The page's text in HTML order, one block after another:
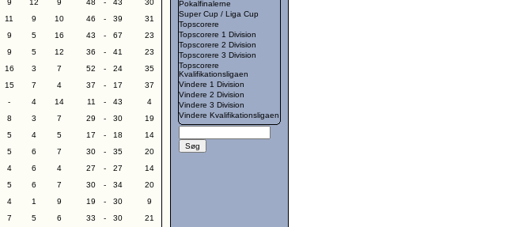
9 12 9 48 - 43
30
11 9 10 46 - 39
31
9 5 16 43 - 67
23
9 5 12 36 - 41
23
16 3 7 52 - 24
35
15 7 4 37 - 17
37
- 4 14 11 - 43
4
8 3 7 29 - 30
19
5 4 5 17 - 18
14
5 6 7 30 - 35
20
4 6 4 27 - 27
14
5 6 7 30 - 34
20
4 1 9 19 - 30
9
7 5 6 33 - 30
21
Pokalfinalerne
Super Cup / Liga Cup
Topscorere
Topscorere 1 Division
Topscorere 2 Division
Topscorere 3 Division
Topscorere
Kvalifikationsligaen
Vindere 1 Division
Vindere 2 Division
Vindere 3 Division
Vindere Kvalifikationsligaen